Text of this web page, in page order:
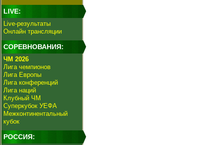
LIVE:
Live-результаты
Онлайн трансляции
СОРЕВНОВАНИЯ:
ЧМ 2026
Лига чемпионов
Лига Европы
Лига конференций
Лига наций
Клубный ЧМ
Суперкубок УЕФА
Межконтинентальный
кубок
РОССИЯ: